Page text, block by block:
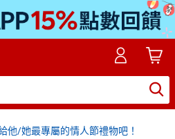
他/她最專屬的情人節禮物吧！